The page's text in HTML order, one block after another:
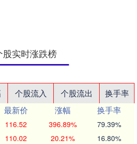
股实时涨跌榜
个股流入 个股流出
换手率
最新价 涨幅
换手率
116.52 396.89% 79.39%
110.02 20.21% 16.80%